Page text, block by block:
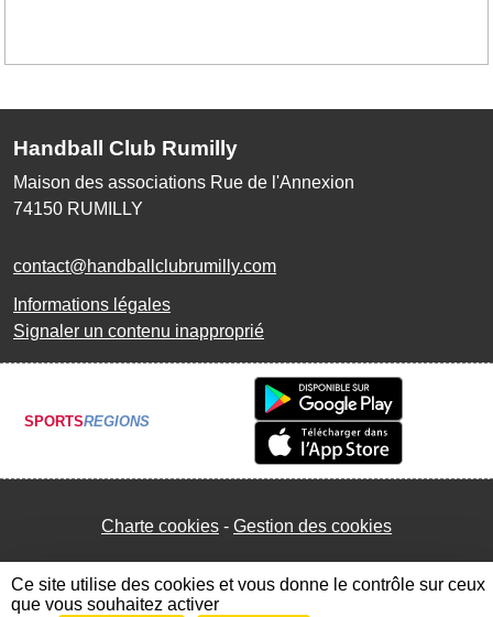
Handball Club Rumilly
Maison des associations Rue de l'Annexion
74150 RUMILLY
contact@handballclubrumilly.com
Informations légales
Signaler un contenu inapproprié
SPORTSREGIONS
Charte cookies Gestion des cookies
Ce site utilise des cookies et vous donne le contrôle sur ceux
que vous souhaitez activer